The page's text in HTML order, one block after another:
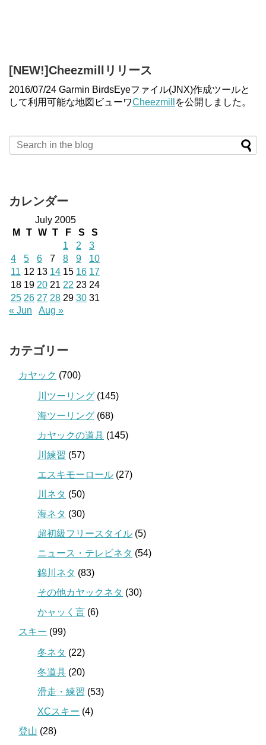
[NEW!]Cheezmillリリース
2016/07/24 Garmin BirdsEyeファイル(JNX)作成ツールと
して利用可能な地図ビューワCheezmill を公開しました。
カレンダー
July 2005
M
T W T F S
S
1
2
3
4
5 6 7 8 9
10
11 12 13 14 15 16 17
18 19 20 21 22 23 24
25 26 27 28 29 30 31
« Jun
Aug »
カテゴリー
カヤック (700)
川ツーリング (145)
海ツーリング (68)
カヤックの道具 (145)
川練習 (57)
エスキモーロール (27)
川ネタ (50)
海ネタ (30)
超初級フリースタイル (5)
ニュース・テレビネタ (54)
錦川ネタ (83)
その他カヤックネタ (30)
かャッく言 (6)
スキー (99)
冬ネタ (22)
冬道具 (20)
滑走・練習 (53)
XCスキー (4)
登山 (28)